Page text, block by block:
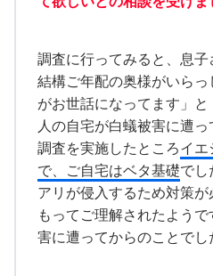
調査に行ってみると、息
結構ご年配の奥様がいらっ
がお世話になってます」
人の自宅が白蟻被害に遭っ
調査を実施したところイエ
で、ご自宅はベタ基礎でし
アリが侵入するため対策
もってご理解されたよう
害に遭ってからのことでし